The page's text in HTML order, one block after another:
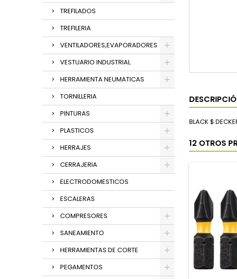
TREFILADOS
TREFILERIA
VENTILADORES,EVAPORADORES
VESTUARIO INDUSTRIAL
HERRAMIENTA NEUMATICAS
TORNILLERIA
PINTURAS
PLASTICOS
HERRAJES
CERRAJERIA
ELECTRODOMESTICOS
ESCALERAS
COMPRESORES
SANEAMIENTO
HERRAMIENTAS DE CORTE
PEGAMENTOS
BLACK $
12 OTROS